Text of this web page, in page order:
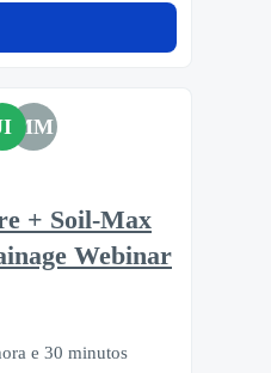
MM
+ Soil-Max
Webinar
e 30 minutos